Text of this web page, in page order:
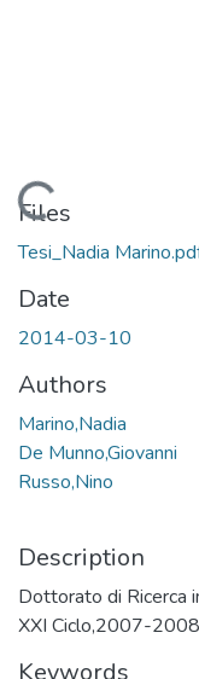
Loading...
Files
Tesi_Nadia
Date
2014-03-10
Authors
Marino,Nadia
De Munno,Giovanni
Russo,Nino
Description
Dottorato di Ricerca
XXI Ciclo,2007-2008
Keywords